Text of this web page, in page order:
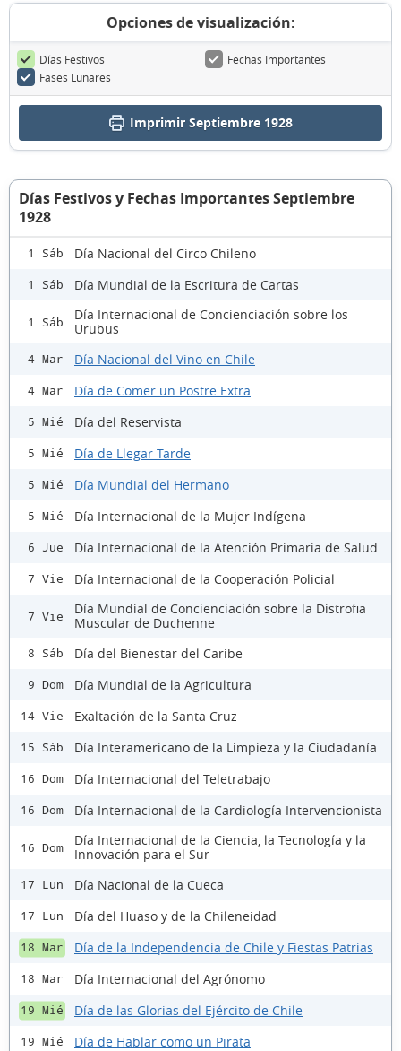
Opciones de visualización:
Días Festivos
Fechas Importantes
Fases Lunares
Imprimir Septiembre 1928
Días Festivos y Fechas Importantes Septiembre
1928
1 Sáb Día Nacional del Circo Chileno
1 Sáb Día Mundial de la Escritura de Cartas
1 Sáb
Día Internacional de Concienciación sobre los
Urubus
4 Mar Día Nacional del Vino en Chile
4 Mar Día de Comer un Postre Extra
5 Mié Día del Reservista
5 Mié Día de Llegar Tarde
5 Mié Día Mundial del Hermano
5 Mié Día Internacional de la Mujer Indígena
6 Jue Día Internacional de la Atención Primaria de Salud
7 Vie Día Internacional de la Cooperación Policial
7 Vie
Día Mundial de Concienciación sobre la Distrofia
Muscular de Duchenne
8 Sáb Día del Bienestar del Caribe
9 Dom Día Mundial de la Agricultura
14 Vie Exaltación de la Santa Cruz
15 Sáb Día Interamericano de la Limpieza y la Ciudadanía
16 Dom Día Internacional del Teletrabajo
16 Dom Día Internacional de la Cardiología Intervencionista
16 Dom
Día Internacional de la Ciencia, la Tecnología y la
Innovación para el Sur
17 Lun Día Nacional de la Cueca
17 Lun Día del Huaso y de la Chileneidad
18 Mar Día de la Independencia de Chile y Fiestas Patrias
18 Mar Día Internacional del Agrónomo
19 Mié Día de las Glorias del Ejército de Chile
19 Mié Día de Hablar como un Pirata